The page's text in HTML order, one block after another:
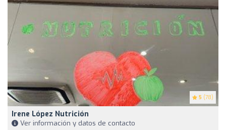
5 (78)
Irene López Nutrición
Ver información y datos de contacto